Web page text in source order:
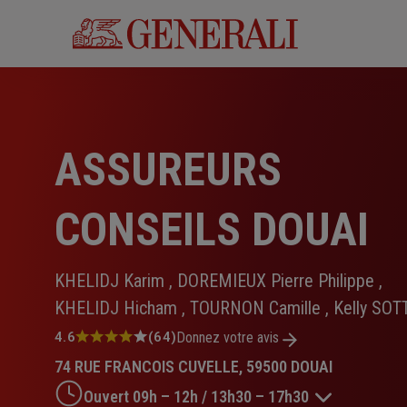
ASSUREURS
CONSEILS DOUAI
KHELIDJ Karim , DOREMIEUX Pierre Philippe ,
KHELIDJ Hicham , TOURNON Camille , Kelly
Note
4.6
sur
4.6 (64)Donnez votre avis
74 RUE FRANCOIS CUVELLE, 59500 DOUAI
Ouvert 09h – 12h / 13h30 – 17h30